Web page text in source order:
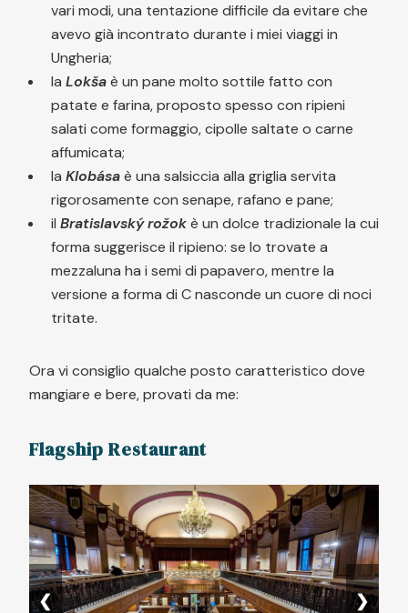
vari modi, una tentazione difficile da evitare che
avevo già incontrato durante i miei viaggi in
Ungheria;
la Lokšaè un pane molto sottile fatto con
patate e farina, proposto spesso con ripieni
salati come formaggio, cipolle saltate o carne
affumicata;
la Klobásaè una salsiccia alla griglia servita
rigorosamente con senape, rafano e pane;
il Bratislavský rožokè un dolce tradizionale la cui
forma suggerisce il ripieno: se lo trovate a
mezzaluna ha i semi di papavero, mentre la
versione a forma di C nasconde un cuore di noci
tritate.
Ora vi consiglio qualche posto caratteristico dove
mangiare e bere, provati da me:
Flagship Restaurant
❮ ❯